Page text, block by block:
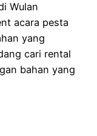
Wulan
acara pesta
yang
cari rental
bahan yang